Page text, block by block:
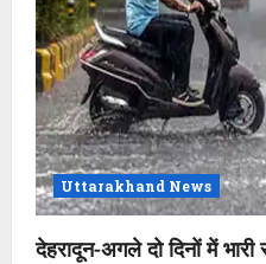
Uttarakhand News
देहरादून-अगले दो दिनों में भारी